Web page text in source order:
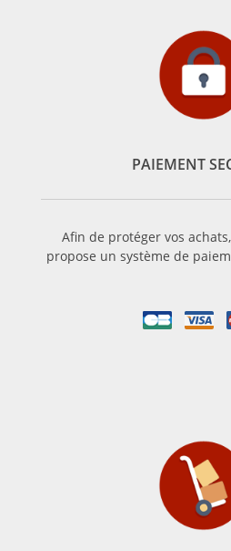
PAIEMENT
Afin de protéger vos
propose un système de